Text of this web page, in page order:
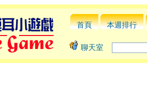
首頁 本週排行
聊天室